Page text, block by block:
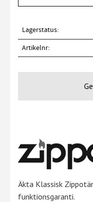
Lagerstatus
Artikelnr
Äkta Klassisk
funktionsgaranti.